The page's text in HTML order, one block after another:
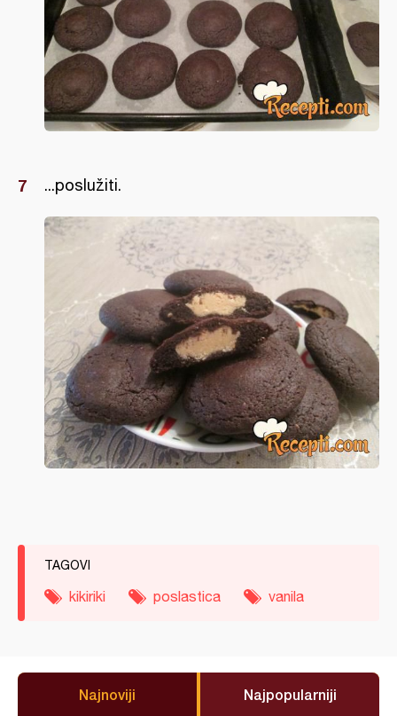
...poslužiti.
TAGOVI
kikiriki poslastica vanila
Najnoviji Najpopularniji